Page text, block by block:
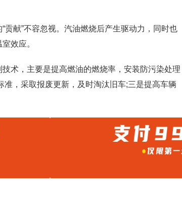
“贡献”不容忽视。汽油燃烧后产生驱动力，同时也
效应。
术，主要是提高燃油的燃烧率，安装防污染处理
准，采取报废更新，及时淘汰旧车;三是提高车辆